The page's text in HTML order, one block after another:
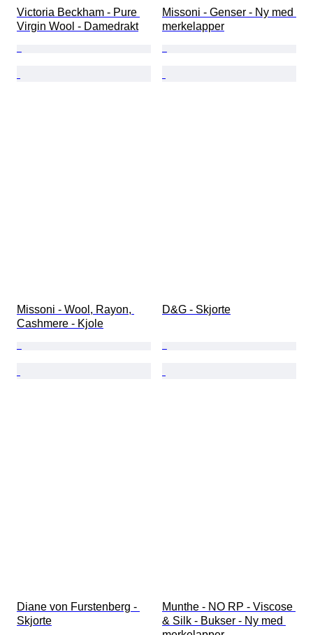
Victoria Beckham - Pure
Virgin Wool - Damedrakt
Missoni - Genser - Ny med
merkelapper
Missoni - Wool, Rayon,
Cashmere - Kjole
D&G - Skjorte
Diane von Furstenberg -
Skjorte
Munthe - NO RP - Viscose
& Silk - Bukser - Ny med